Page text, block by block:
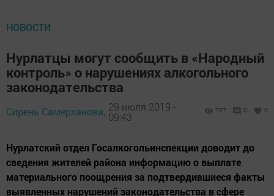
НОВОСТИ
Нурлатцы могут сообщить в «Народный
контроль» о нарушениях алкогольного
законодательства
Сирень Самерханова, 29 июля 2019 -
09:43
787 0 0
Нурлатский отдел Госалкогольинспекции доводит до
сведения жителей района информацию о выплате
материального поощрения за подтвердившиеся факты
выявленных нарушений законодательства в сфере